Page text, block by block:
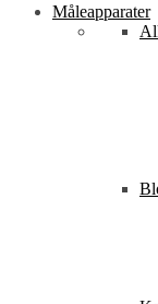
Måleapparater